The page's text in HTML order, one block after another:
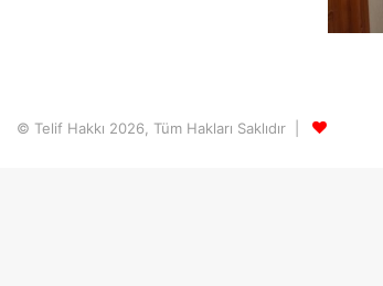
© Telif Hakkı 2026, Tüm Hakları Saklıdır |